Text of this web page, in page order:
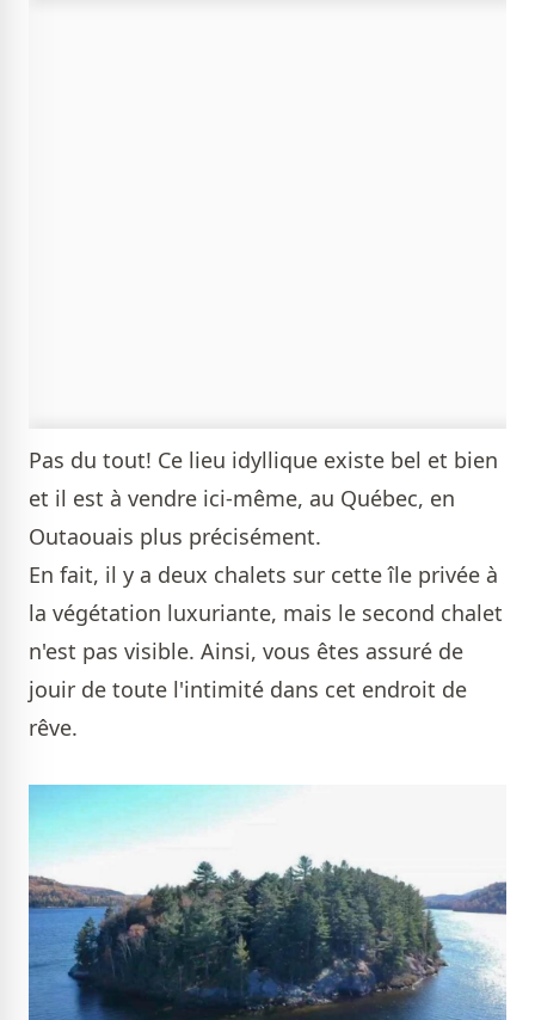
Pas du tout! Ce lieu idyllique existe bel et bien
et il est à vendre ici-même, au Québec, en
Outaouais plus précisément.
En fait, il y a deux chalets sur cette île privée à
la végétation luxuriante, mais le second chalet
n'est pas visible. Ainsi, vous êtes assuré de
jouir de toute l'intimité dans cet endroit de
rêve.